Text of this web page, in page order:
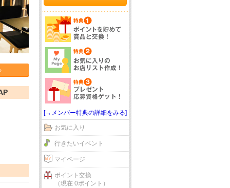
[→メンバー特典の詳細をみる]
お気に入り
行きたいイベント
マイページ
ポイント交換
（現在 0ポイント）